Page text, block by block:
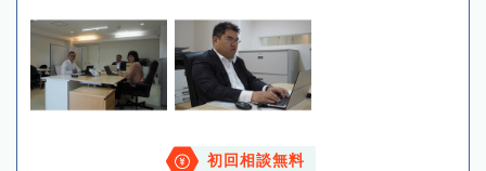
初回相談無料